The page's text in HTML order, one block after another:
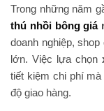
Trong những năm
thú nhồi bông giá
doanh nghiệp,
lớn. Việc lựa chọn
tiết kiệm chi phí
độ giao hàng.